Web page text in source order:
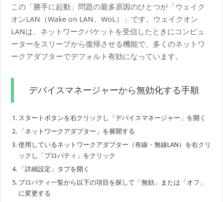
この「勝手に起動」問題の最多原因のひとつが「ウェイク
オンLAN（Wake on LAN、WoL）」です。ウェイクオン
LANは、ネットワークパケットを受信したときにコンピュ
ーターをスリープから復帰させる機能で、多くのネットワ
ークアダプターでデフォルト有効になっています。
デバイスマネージャーから無効化する手順
スタートボタンを右クリックし「デバイスマネージャー」を開く
「ネットワークアダプター」を展開する
使用しているネットワークアダプター（有線・無線LAN）を右クリ
ックし「プロパティ」をクリック
「詳細設定」タブを開く
プロパティ一覧から以下の項目を探して「無効」または「オフ」
に変更する